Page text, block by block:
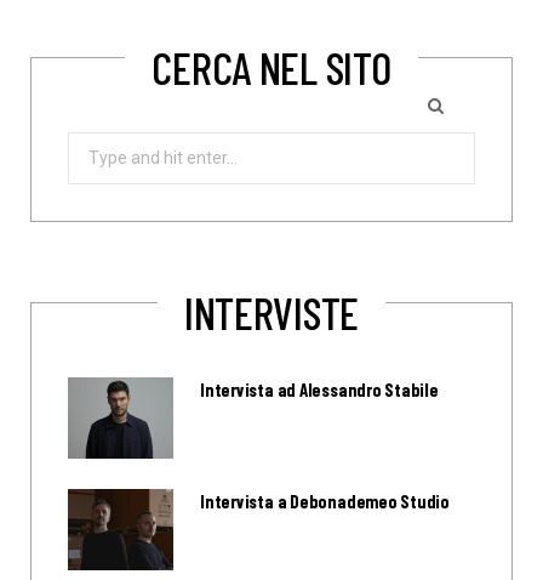
CERCA NEL SITO
Search
INTERVISTE
Intervista ad Alessandro Stabile
Intervista a Debonademeo Studio